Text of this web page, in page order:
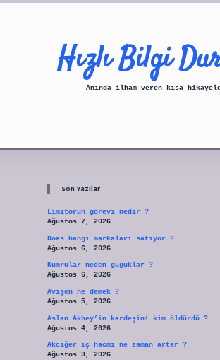
Hızlı Bilgi
Anında ilham veren kısa
Son Yazılar
Limitörün görevi nedir ?
Ağustos 7, 2026
Doas hangi markaları satıyor ?
Ağustos 6, 2026
Kumrular neden guguklar ?
Ağustos 6, 2026
Avişen ne demek ?
Ağustos 5, 2026
Aslan Akbey’in kardeşini kim öldürdü ?
Ağustos 4, 2026
Akciğer iç hacmi ne zaman artar ?
Ağustos 3, 2026